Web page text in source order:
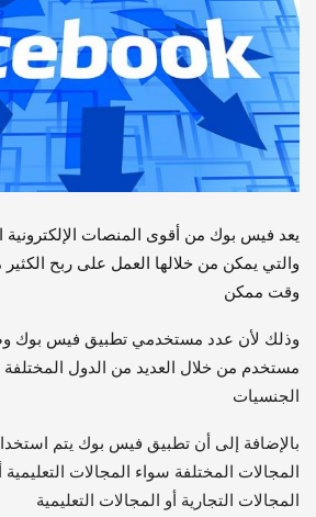
يعد فيس بوك من أقوى المنصات الإلكترونية
والتي يمكن من خلالها العمل على ربح
وقت ممكن
وذلك لأن عدد مستخدمي تطبيق فيس بوك
مستخدم من خلال العديد من الدول
الجنسيات
بالإضافة إلى أن تطبيق فيس بوك يتم
المجالات المختلفة سواء المجالات التعليمية
المجالات التجارية أو المجالات التعليمية